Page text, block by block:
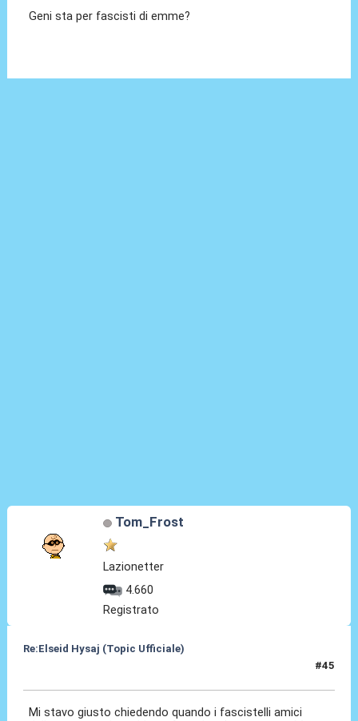
Geni sta per fascisti di emme?
Tom_Frost
Lazionetter
4.660
Registrato
Re:Elseid Hysaj (Topic Ufficiale)
#45
Mi stavo giusto chiedendo quando i fascistelli amici